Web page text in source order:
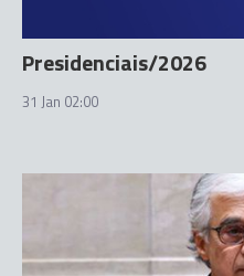
Presidenciais/2026
31 Jan 02:00